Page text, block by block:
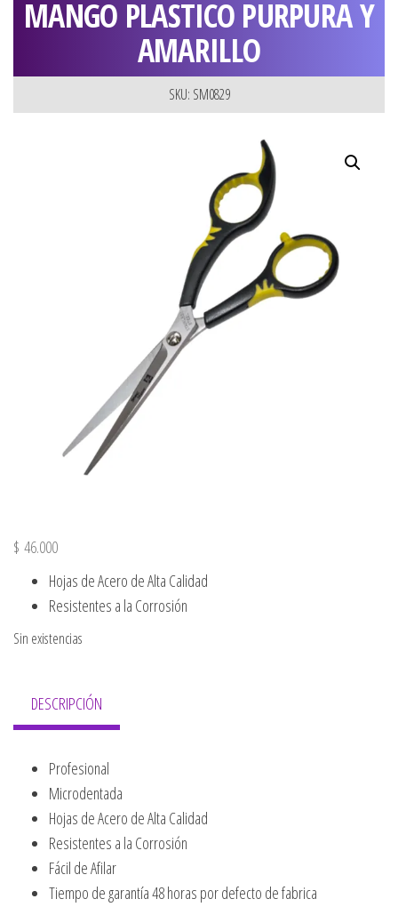
MANGO PLASTICO PURPURA Y
AMARILLO
SKU: SM0829
$ 46.000
Hojas de Acero de Alta Calidad
Resistentes a la Corrosión
Sin existencias
DESCRIPCIÓN
Profesional
Microdentada
Hojas de Acero de Alta Calidad
Resistentes a la Corrosión
Fácil de Afilar
Tiempo de garantía 48 horas por defecto de fabrica